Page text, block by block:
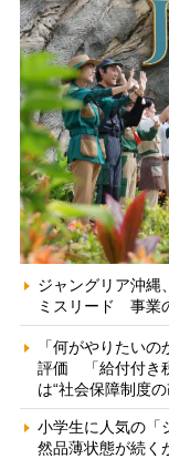
ジャングリア沖縄
ミスリード 事業
「何がやりたい
評価 「給付付き
は“社会保障制度
小学生に人気の
然品薄状態が続く